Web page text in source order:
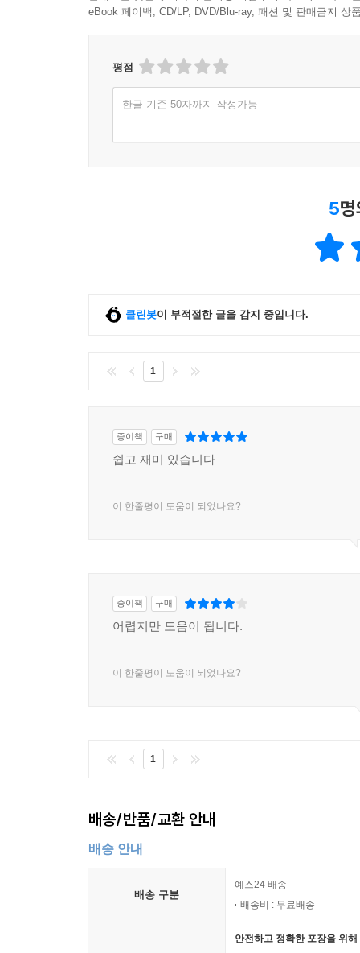
미술사는 화가나 조각가만의 것이 아니다. 위
유럽의 다른 나라에서 바로크가 발흥을 하던 시
비평가들이었다.
가철본으로 발표한 빙켈만의 짧은 글은 독일은
했다면, 빙켈만은 바로크를 극복하고 고전주
11장 혁명의 예술, 예술의 혁명
역사는 반복되는가? 르네상스에서 바로크로 넘
과거에 미술사에서 일어난 사건들을 연관시키면
명확하게 의식하는 것도 그들이다.
12장에서는 한스 제들마이어의 저서를 토대로
한탄한다.
eBook 페이백, CD/LP, DVD/Blu-ray, 패션 및 판매금지 상
평점
한글 기준 50자까지 작성가능
5
클린봇이 부적절한 글을 감지 중입니다.
1
종이책 구매
쉽고 재미 있습니다
이 한줄평이 도움이 되었나요?
종이책 구매
어렵지만 도움이 됩니다.
이 한줄평이 도움이 되었나요?
1
배송/반품/교환 안내
배송 안내
배송 구분
예스24 배송
배송비 : 무료배송
안전하고 정확한 포장을 위